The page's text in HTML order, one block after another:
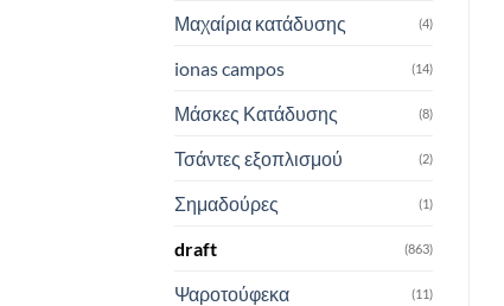
Μαχαίρια κατάδυσης (4)
ionas campos (14)
Μάσκες Κατάδυσης (8)
Τσάντες εξοπλισμού (2)
Σημαδούρες (1)
draft (863)
Ψαροτούφεκα (11)